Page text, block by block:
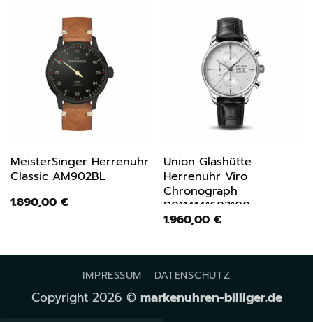
MeisterSinger Herrenuhr
Classic AM902BL
1.890,00 €
Union Glashütte
Herrenuhr Viro
Chronograph
D0114141603100
1.960,00 €
IMPRESSUM DATENSCHUTZ
Copyright 2026 © markenuhren-billiger.de